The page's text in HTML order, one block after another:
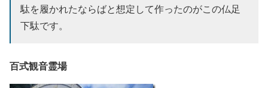
駄を履かれたならばと想定して作ったのがこの仏足
下駄です。
百式観音霊場